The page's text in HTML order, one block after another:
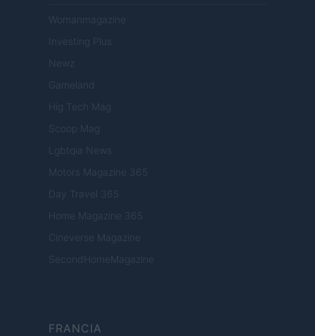
Womanmagazine
Investing Plus
Newz
Gameland
Hig Tech Mag
Scoop Mag
Lgbtqia News
Motors Magazine 365
Day Travel 365
Home Magazine 365
Cineverse Magazine
SecondHomeMagazine
FRANCIA